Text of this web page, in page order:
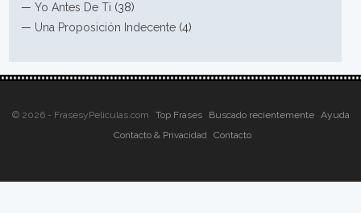
—Yo Antes De Ti (38)
— Una Proposición Indecente (4)
© 2026 - FrasesyPeliculas.com Top Frases Buscado recientemente
Ayuda
Contacto & Privacidad
Contacto